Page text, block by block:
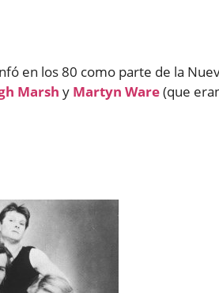
en los 80 como parte de la
Marsh y Martyn Ware(que